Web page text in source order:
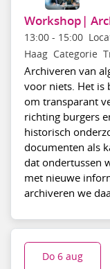
Workshop|
13:00- 15:00
Haag Categorie
Archiveren van
voor niets. Het is
om transparant
richting burgers
historisch
documenten als
dat ondertussen
met nieuwe
archiveren we
Do 6 aug